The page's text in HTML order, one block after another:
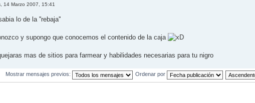
14 Marzo 2007, 15:41
lo de la ''rebaja''
y supongo que conocemos el contenido de la caja
mas de sitios para farmear y habilidades necesarias para tu nigro
Mostrar mensajes previos: Ordenar por